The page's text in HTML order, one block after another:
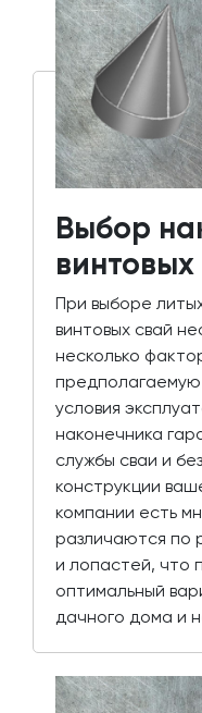
Выбор
винтовых
При выборе
винтовых свай
несколько
предполагаемую
условия
наконечника
службы сваи и
конструкции
компании есть
различаются по
и лопастей, что
оптимальный
дачного дома и